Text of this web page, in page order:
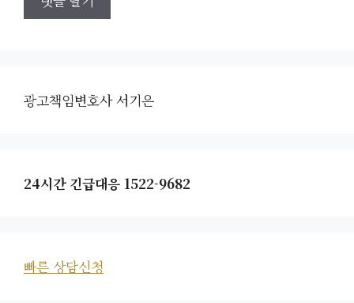
광고책임변호사 서기은
24시간 긴급대응 1522-9682
빠른 상담신청